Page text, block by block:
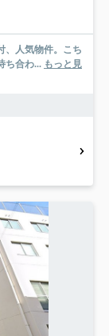
、人気物件。こち
ち合わ... もっと見